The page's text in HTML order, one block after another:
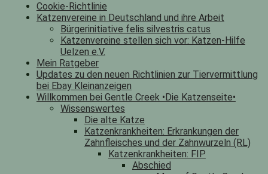
Cookie-Richtlinie
Katzenvereine in Deutschland und ihre Arbeit
Bürgerinitiative felis silvestris catus
Katzenvereine stellen sich vor: Katzen-Hilfe
Uelzen e.V.
Mein Ratgeber
Updates zu den neuen Richtlinien zur Tiervermittlung
bei Ebay Kleinanzeigen
Willkommen bei Gentle Creek •Die Katzenseite•
Wissenswertes
Die alte Katze
Katzenkrankheiten: Erkrankungen der
Zahnfleisches und der Zahnwurzeln (RL)
Katzenkrankheiten: FIP
Abschied